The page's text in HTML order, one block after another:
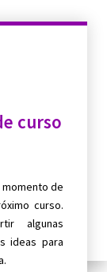
curso
momento de
curso.
algunas
ideas para